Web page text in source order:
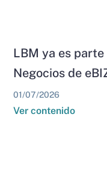
LBM ya es
Negocios de
01/07/2026
Ver contenido